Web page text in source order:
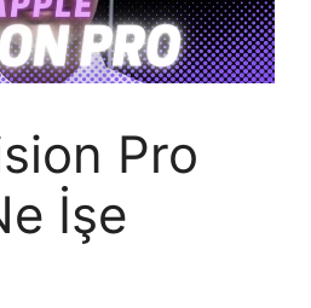
Pro
İşe